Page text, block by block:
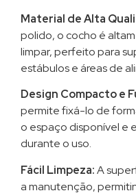
Material de Alta
polido, o cocho é
limpar, perfeito para
estábulos e áreas de
Design Compacto e
permite fixá-lo de
o espaço disponível e
durante o uso.
Fácil Limpeza:A
a manutenção,